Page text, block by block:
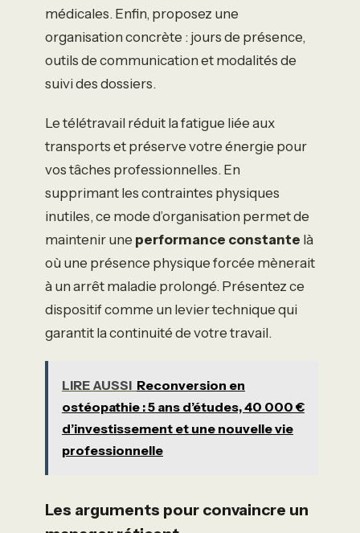
médicales. Enfin, proposez une
organisation concrète : jours de présence,
outils de communication et modalités de
suivi des dossiers.
Le télétravail réduit la fatigue liée aux
transports et préserve votre énergie pour
vos tâches professionnelles. En
supprimant les contraintes physiques
inutiles, ce mode d’organisation permet de
maintenir une performance constante là
où une présence physique forcée mènerait
à un arrêt maladie prolongé. Présentez ce
dispositif comme un levier technique qui
garantit la continuité de votre travail.
LIRE AUSSI Reconversion en
ostéopathie : 5 ans d’études, 40 000 €
d’investissement et une nouvelle vie
professionnelle
Les arguments pour convaincre un